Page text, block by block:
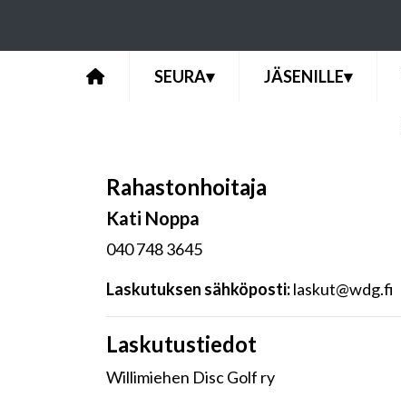
SEURA▾ JÄSENILLE▾
Rahastonhoitaja
Kati Noppa
040 748 3645
Laskutuksen sähköposti:laskut@wdg.fi
Laskutustiedot
Willimiehen Disc Golf ry